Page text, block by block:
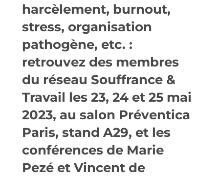
harcèlement, burnout,
stress, organisation
pathogène, etc. :
retrouvez des membres
du réseau Souffrance &
Travail les 23, 24 et 25 mai
2023, au salon Préventica
Paris, stand A29, et les
conférences de Marie
Pezé et Vincent de